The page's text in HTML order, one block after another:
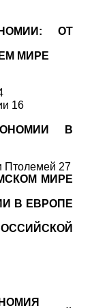
ОТ
МИРЕ
16
В
Птолемей 27
МИРЕ
В ЕВРОПЕ